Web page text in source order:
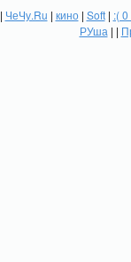
| ЧеЧу.Ru | кино| Soft| :(
РУша | |